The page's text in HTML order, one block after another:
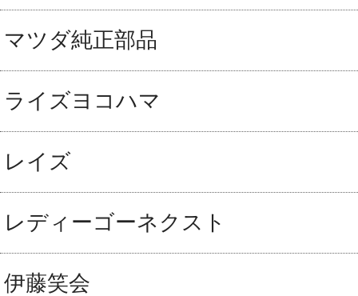
マツダ純正部品
ライズヨコハマ
レイズ
レディーゴーネクスト
伊藤笑会